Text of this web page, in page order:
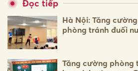
Đọc tiếp
Hà Nội: Tăng
phòng tránh đuối
Tăng cường phòng